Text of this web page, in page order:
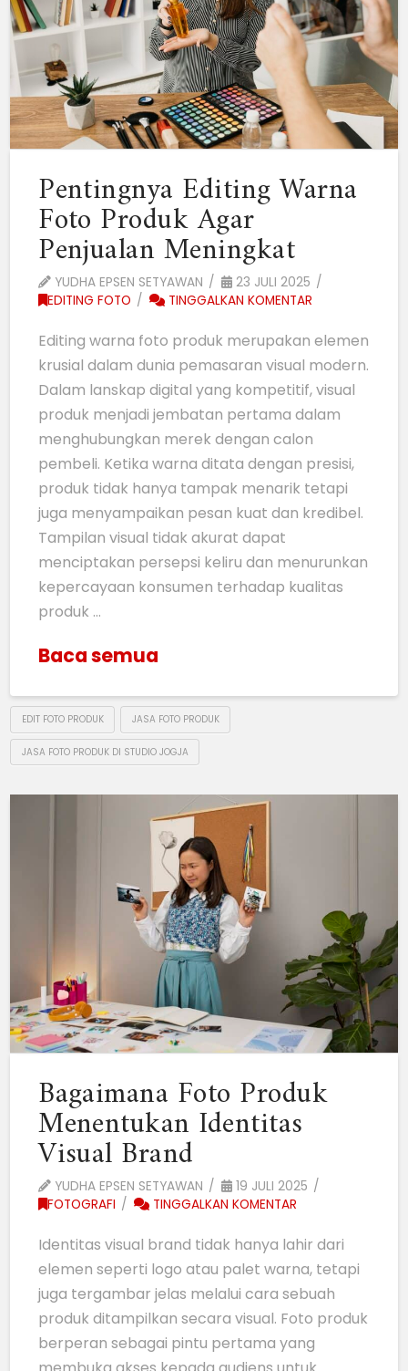
Pentingnya Editing Warna
Foto Produk Agar
Penjualan Meningkat
YUDHA EPSEN SETYAWAN
23 JULI 2025
EDITING FOTO
TINGGALKAN KOMENTAR
Editing warna foto produk merupakan elemen
krusial dalam dunia pemasaran visual modern.
Dalam lanskap digital yang kompetitif, visual
produk menjadi jembatan pertama dalam
menghubungkan merek dengan calon
pembeli. Ketika warna ditata dengan presisi,
produk tidak hanya tampak menarik tetapi
juga menyampaikan pesan kuat dan kredibel.
Tampilan visual tidak akurat dapat
menciptakan persepsi keliru dan menurunkan
kepercayaan konsumen terhadap kualitas
produk …
Baca semua
EDIT FOTO PRODUK JASA FOTO PRODUK
JASA FOTO PRODUK DI STUDIO JOGJA
Bagaimana Foto Produk
Menentukan Identitas
Visual Brand
YUDHA EPSEN SETYAWAN
19 JULI 2025
FOTOGRAFI
TINGGALKAN KOMENTAR
Identitas visual brand tidak hanya lahir dari
elemen seperti logo atau palet warna, tetapi
juga tergambar jelas melalui cara sebuah
produk ditampilkan secara visual. Foto produk
berperan sebagai pintu pertama yang